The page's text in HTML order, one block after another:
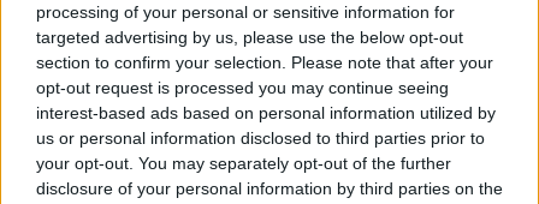
processing of your personal or sensitive information for
targeted advertising by us, please use the below opt-out
section to confirm your selection. Please note that after your
opt-out request is processed you may continue seeing
interest-based ads based on personal information utilized by
us or personal information disclosed to third parties prior to
your opt-out. You may separately opt-out of the further
disclosure of your personal information by third parties on the